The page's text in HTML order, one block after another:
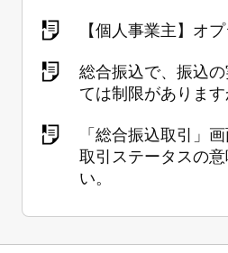
【個人事業主】オ
総合振込で、振込
ては制限があります
「総合振込取引」
取引ステータスの
い。